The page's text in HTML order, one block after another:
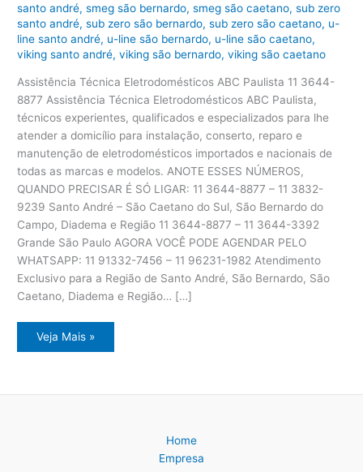
santo andré,smeg são bernardo,smeg são caetano,sub zero
santo andré,sub zero são bernardo,sub zero são caetano, u-
line santo andré, u-line são bernardo, u-line são caetano,
viking santo andré,viking são bernardo,viking são caetano
Assistência Técnica Eletrodomésticos ABC Paulista 11 3644-
8877 Assistência Técnica Eletrodomésticos ABC Paulista,
técnicos experientes, qualificados e especializados para lhe
atender a domicílio para instalação, conserto, reparo e
manutenção de eletrodomésticos importados e nacionais de
todas as marcas e modelos. ANOTE ESSES NÚMEROS,
QUANDO PRECISAR É SÓ LIGAR: 11 3644-8877 – 11 3832-
9239 Santo André – São Caetano do Sul, São Bernardo do
Campo, Diadema e Região 11 3644-8877 – 11 3644-3392
Grande São Paulo AGORA VOCÊ PODE AGENDAR PELO
WHATSAPP: 11 91332-7456 – 11 96231-1982 Atendimento
Exclusivo para a Região de Santo André, São Bernardo, São
Caetano, Diadema e Região… […]
Assistência
Técnica
Veja Mais »
Home
Empresa